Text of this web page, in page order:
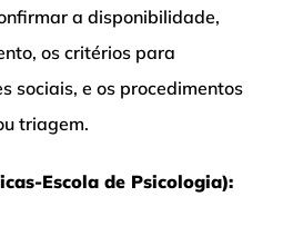
a disponibilidade,
os critérios para
sociais, e os procedimentos
triagem.
Escola de Psicologia):